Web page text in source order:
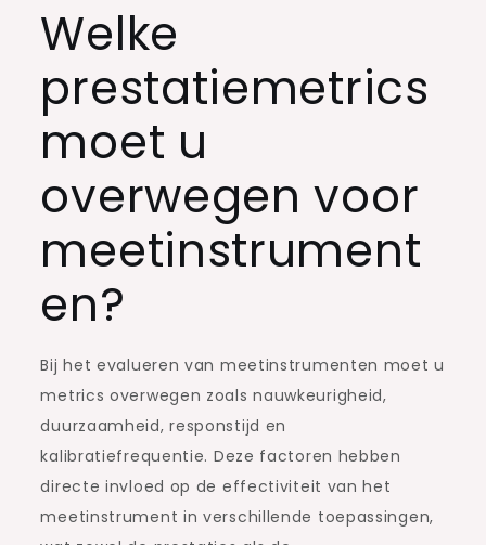
Welke
prestatiemetrics
moet u
overwegen voor
meetinstrument
en?
Bij het evalueren van meetinstrumenten moet u
metrics overwegen zoals nauwkeurigheid,
duurzaamheid, responstijd en
kalibratiefrequentie. Deze factoren hebben
directe invloed op de effectiviteit van het
meetinstrument in verschillende toepassingen,